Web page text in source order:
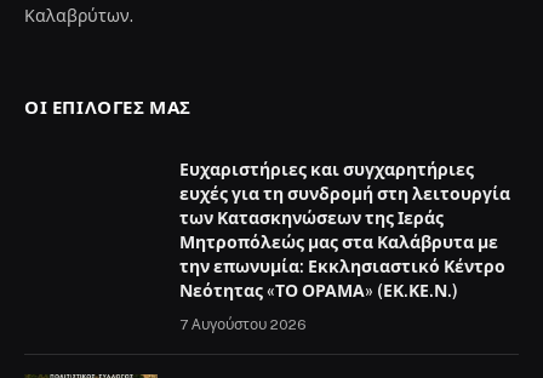
Καλαβρύτων.
ΟΙ ΕΠΙΛΟΓΈΣ ΜΑΣ
Ευχαριστήριες και συγχαρητήριες
ευχές για τη συνδρομή στη λειτουργία
των Κατασκηνώσεων της Ιεράς
Μητροπόλεώς μας στα Καλάβρυτα με
την επωνυμία: Εκκλησιαστικό Κέντρο
Νεότητας «ΤΟ ΟΡΑΜΑ» (ΕΚ.ΚΕ.Ν.)
7 Αυγούστου 2026